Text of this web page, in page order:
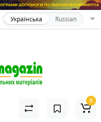
Українська Russian
0